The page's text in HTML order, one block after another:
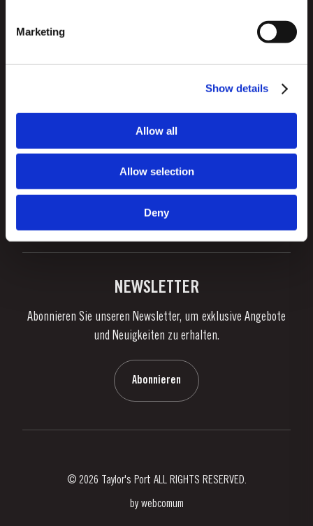
Marketing
Show details
Allow all
Allow selection
Deny
Importeure und Wichtigste Fachhändler
Unternehmensverantwortung
Datenschutzpolitik
Links
Was Ist Portwein?
Portwein kaufen
Nachrichten
FOLLOW US
Twitter
NEWSLETTER
Abonnieren Sie unseren Newsletter, um exklusive Angebote
und Neuigkeiten zu erhalten.
Abonnieren
© 2026 Taylor's Port ALL RIGHTS RESERVED.
by webcomum